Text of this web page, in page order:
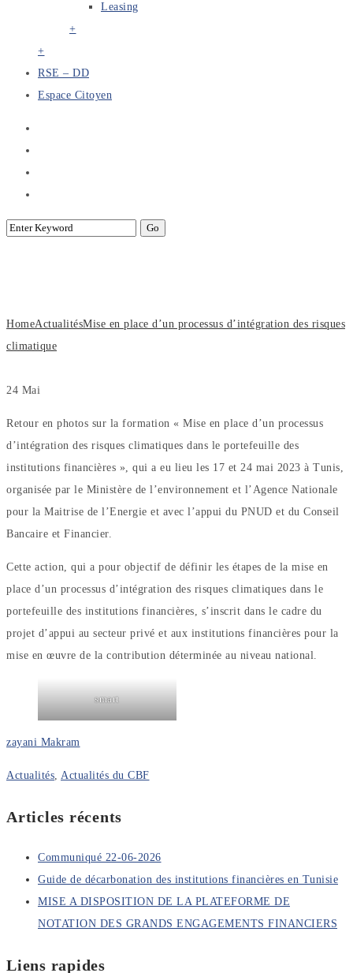
Leasing
+
+
RSE – DD
Espace Citoyen
HomeActualitésMise en place d’un processus d’intégration des risques
climatique
24 Mai
Retour en photos sur la formation « Mise en place d’un processus
d’intégration des risques climatiques dans le portefeuille des
institutions financières », qui a eu lieu les 17 et 24 mai 2023 à Tunis,
organisée par le Ministère de l’environnement et l’Agence Nationale
pour la Maitrise de l’Energie et avec l’appui du PNUD et du Conseil
Bancaire et Financier.
Cette action, qui a pour objectif de définir les étapes de la mise en
place d’un processus d’intégration des risques climatiques dans le
portefeuille des institutions financières, s’inscrit dans le cadre du
projet d’appui au secteur privé et aux institutions financières pour la
mise en œuvre de la contribution déterminée au niveau national.
smart
zayani Makram
Actualités Actualités du CBF
Articles récents
Communiqué 22-06-2026
Guide de décarbonation des institutions financières en Tunisie
MISE A DISPOSITION DE LA PLATEFORME DE
NOTATION DES GRANDS ENGAGEMENTS FINANCIERS
Liens rapides